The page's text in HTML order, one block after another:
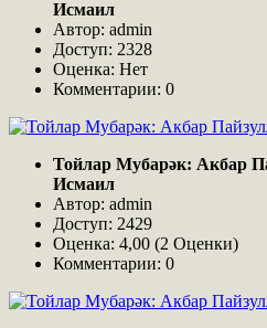
Исмаил
Автор: admin
Доступ: 2328
Оценка: Нет
Комментарии: 0
Тойлар Мубарәк: Акбар
Исмаил
Автор: admin
Доступ: 2429
Оценка: 4,00 (2 Оценки)
Комментарии: 0